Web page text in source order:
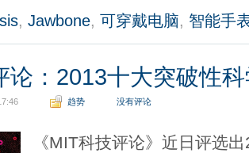
, Jawbone, 可穿戴电脑, 智能手
论：2013十大突破性
趋势 没有评论
《MIT科技评论》近日评选